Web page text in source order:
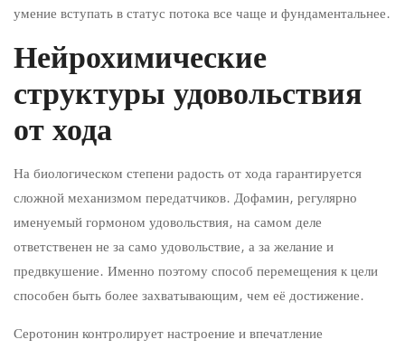
умение вступать в статус потока все чаще и фундаментальнее.
Нейрохимические
структуры удовольствия
от хода
На биологическом степени радость от хода гарантируется
сложной механизмом передатчиков. Дофамин, регулярно
именуемый гормоном удовольствия, на самом деле
ответственен не за само удовольствие, а за желание и
предвкушение. Именно поэтому способ перемещения к цели
способен быть более захватывающим, чем её достижение.
Серотонин контролирует настроение и впечатление